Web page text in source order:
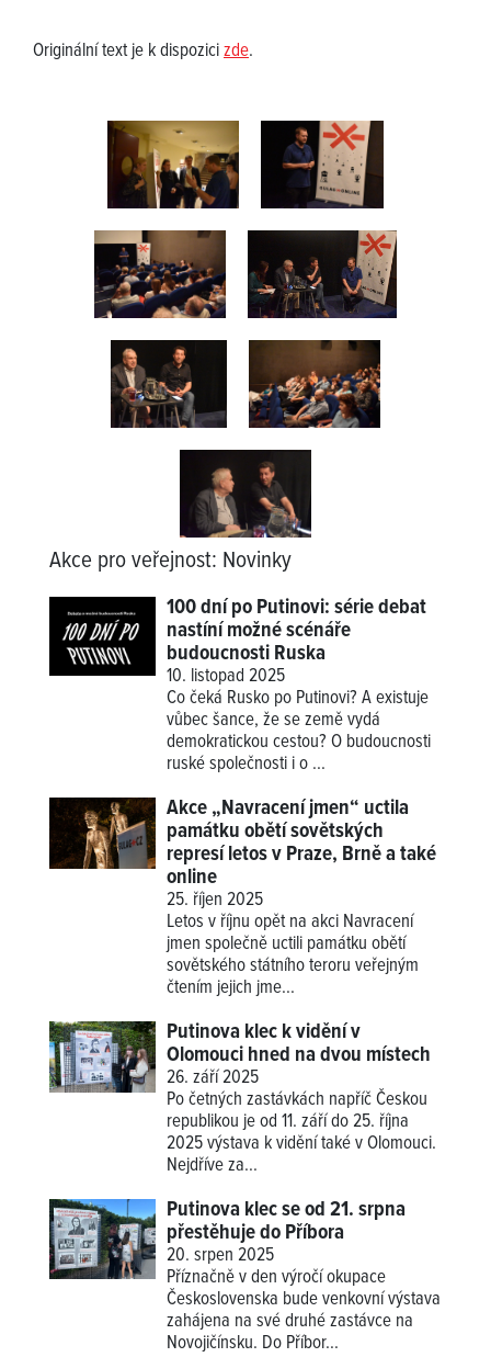
Originální text je k dispozicizde.
Akce pro veřejnost: Novinky
100 dní po Putinovi: série debat
nastíní možné scénáře
budoucnosti Ruska
10. listopad 2025
Co čeká Rusko po Putinovi? A existuje
vůbec šance, že se země vydá
demokratickou cestou? O budoucnosti
ruské společnosti i o ...
Akce „Navracení jmen“ uctila
památku obětí sovětských
represí letos v Praze, Brně a také
online
25. říjen 2025
Letos v říjnu opět na akci Navracení
jmen společně uctili památku obětí
sovětského státního teroru veřejným
čtením jejich jme...
Putinova klec k vidění v
Olomouci hned na dvou místech
26. září 2025
Po četných zastávkách napříč Českou
republikou je od 11. září do 25. října
2025 výstava k vidění také v Olomouci.
Nejdříve za...
Putinova klec se od 21. srpna
přestěhuje do Příbora
20. srpen 2025
Příznačně v den výročí okupace
Československa bude venkovní výstava
zahájena na své druhé zastávce na
Novojičínsku. Do Příbor...